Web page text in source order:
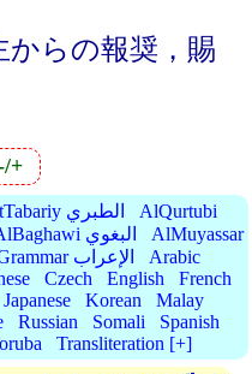
らの報奨，賜
+
AtTabariy الطبري
AlQurtubi
AlBaghawi البغوي
AlMuyassar
Grammar الإعراب
Arabic
Czech English
French
Japanese Korean
Malay
Russian Somali
Spanish
Transliteration [+]